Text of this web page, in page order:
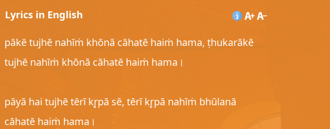
Lyrics in English
pākē tujhē nahīṁ khōnā cāhatē haiṁ hama, ṭhukarākē
tujhē nahīṁ khōnā cāhatē haiṁ hama।
pāyā hai tujhē tērī kr̥pā sē, tērī kr̥pā nahīṁ bhūlanā
cāhatē haiṁ hama।